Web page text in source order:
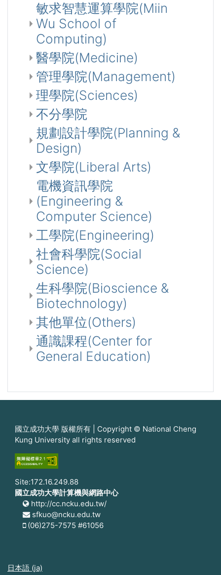
敏求智慧運算學院(Miin
Wu School of
Computing)
醫學院(Medicine)
管理學院(Management)
理學院(Sciences)
不分學院
規劃設計學院(Planning &
Design)
文學院(Liberal Arts)
電機資訊學院
(Engineering &
Computer Science)
工學院(Engineering)
社會科學院(Social
Science)
生科學院(Bioscience &
Biotechnology)
其他單位(Others)
通識課程(Center for
General Education)
國立成功大學 版權所有 | Copyright © National Cheng
Kung University all rights reserved
Site:172.16.249.88
國立成功大學計算機與網路中心
http://cc.ncku.edu.tw/
sfkuo@ncku.edu.tw
(06)275-7575 #61056
日本語 ‎(ja)‎